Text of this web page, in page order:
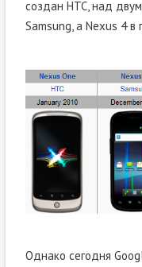
создан HTC, над
Samsung, а Nexus 4 в
Однако сегодня